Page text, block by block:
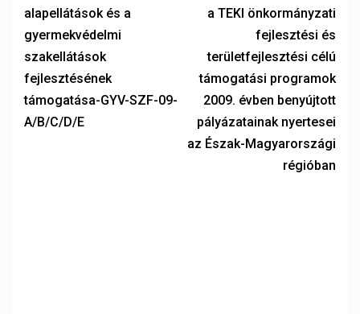
alapellátások és a
gyermekvédelmi
szakellátások
fejlesztésének
támogatása-GYV-SZF-09-
A/B/C/D/E
a TEKI önkormányzati
fejlesztési és
területfejlesztési célú
támogatási programok
2009. évben benyújtott
pályázatainak nyertesei
az Észak-Magyarországi
régióban